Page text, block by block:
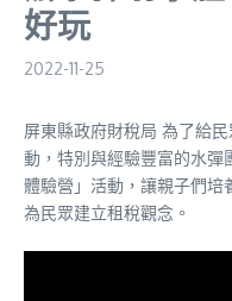
好玩
2022-11-25
屏東縣政府財稅局 為了給
動，特別與經驗豐富的水彈
體驗營」活動，讓親子們培
為民眾建立租稅觀念。